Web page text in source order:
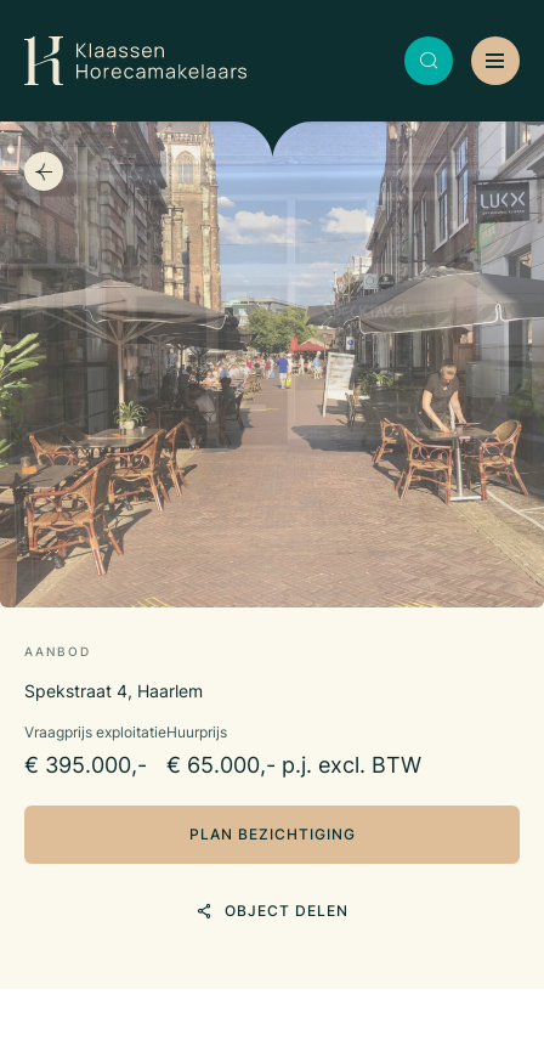
AANBOD
Spekstraat 4, Haarlem
Vraagprijs exploitatie
€ 395.000,-
Huurprijs
€ 65.000,- p.j. excl. BTW
PLAN BEZICHTIGING
OBJECT DELEN